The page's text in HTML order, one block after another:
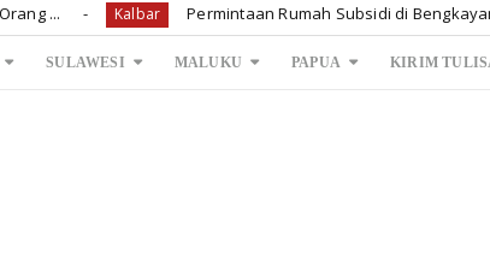
Permintaan Rumah Subsidi di Bengkayang 1.239 Unit
SULAWESI MALUKU PAPUA KIRIM